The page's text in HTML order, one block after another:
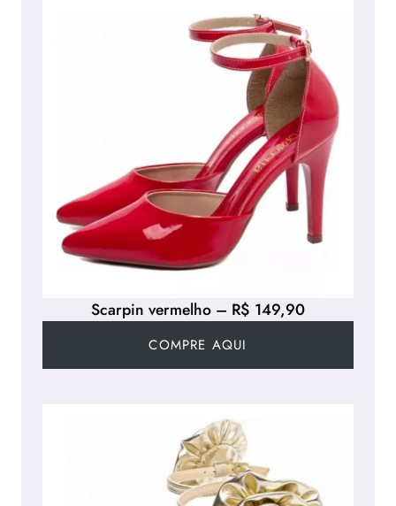
Scarpin vermelho – R$ 149,90
COMPRE AQUI